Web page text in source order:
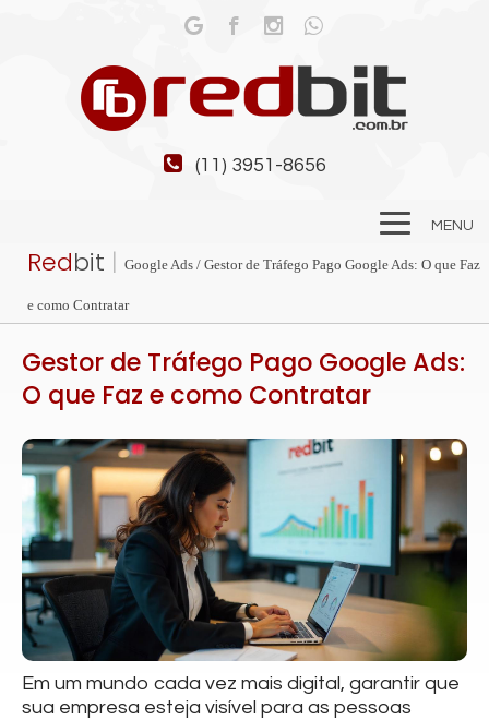
(11) 3951-8656
MENU
Redbit | Google Ads / Gestor de Tráfego Pago Google Ads: O que Faz
e como Contratar
Gestor de Tráfego Pago Google Ads:
O que Faz e como Contratar
Em um mundo cada vez mais digital, garantir que
sua empresa esteja visível para as pessoas